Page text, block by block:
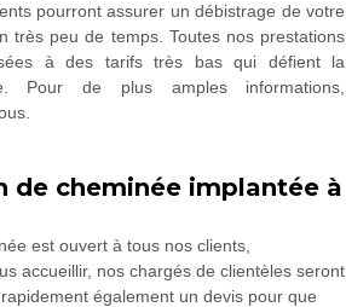
pourront assurer un débistrage de votre
très peu de temps. Toutes nos prestations
à des tarifs très bas qui défient la
Pour de plus amples informations,
de cheminée implantée à
est ouvert à tous nos clients,
accueillir, nos chargés de clientèles seront
également un devis pour que